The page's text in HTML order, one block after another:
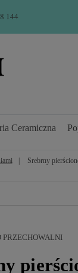
144
Ceramiczna
Srebrny
PRZECHOWALNI